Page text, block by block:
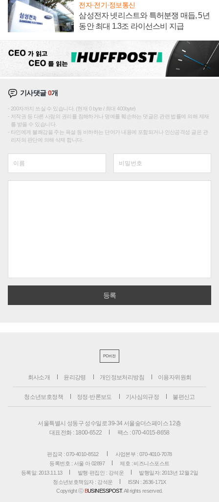
전자·전기·정보통신
삼성전자 넷리스트와 특허분쟁 매듭, 5년
동안 최대 1.3조 라이선스비 지급
기사댓글0개
200자까지 쓰실 수 있습니다. (현재 0 byte / 최대 400byte)
저작권 등 다른 사람의 권리를 침해하거나 명예를 훼손하는 댓글은 관련 법률에 의해 제재
를 받을 수 있습니다.
타인에게 불쾌감을 주는 욕설 등 비하하는 단어가 내용에 포함되거나 인신공격성 글은 관
리자의 판단에 의해 삭제 합니다.
PC버전
회사소개 윤리강령 개인정보처리방침 이용자위원회
청소년보호정책 정정·반론보도 기사심의규정 불편신고
서울특별시 성동구 성수일로 39-34 서울숲더스페이스 12층
대표전화 : 1800-6522
팩스 : 070-4015-8658
편집국 : 070-4010-8512
사업본부 : 070-4010-7078
등록번호 : 서울 아 02897
제호 : 비즈니스포스트
등록일: 2013.11.13
발행·편집인 : 강석운
발행일자: 2013년 12월 2일
청소년보호책임자 : 강석운
ISSN : 2636-171X
Copyright ⓒ BUSINESSPOST. All rights reserved.